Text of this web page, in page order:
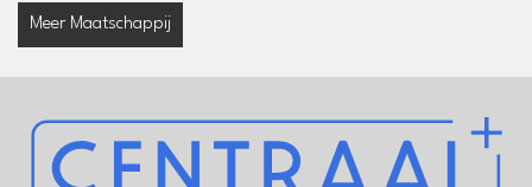
Meer Maatschappij